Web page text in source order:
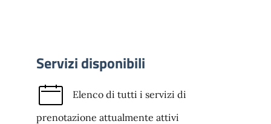
Servizi disponibili
Elenco di tutti i servizi di
prenotazione attualmente attivi